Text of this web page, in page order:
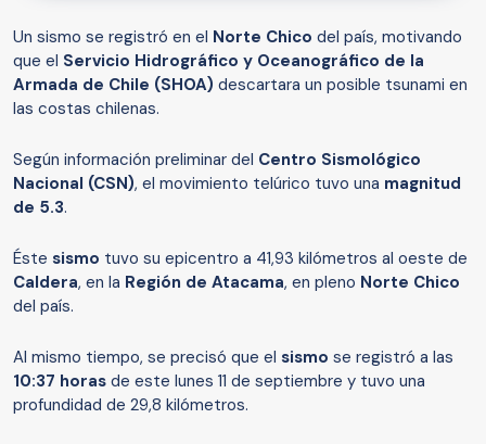
Un sismo se registró en el Norte Chico del país, motivando
que el Servicio Hidrográfico y Oceanográfico de la
Armada de Chile (SHOA) descartara un posible tsunami en
las costas chilenas.
Según información preliminar del Centro Sismológico
Nacional (CSN), el movimiento telúrico tuvo una magnitud
de 5.3.
Éste sismo tuvo su epicentro a 41,93 kilómetros al oeste de
Caldera, en la Región de Atacama, en pleno Norte Chico
del país.
Al mismo tiempo, se precisó que el sismo se registró a las
10:37 horas de este lunes 11 de septiembre y tuvo una
profundidad de 29,8 kilómetros.